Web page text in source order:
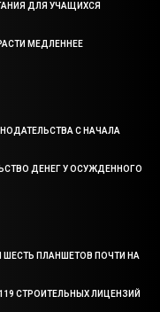
ДЛЯ УЧАЩИХСЯ
МЕДЛЕННЕЕ
С НАЧАЛА
ДЕНЕГ У ОСУЖДЕННОГО
ШЕСТЬ ПЛАНШЕТОВ ПОЧТИ НА
СТРОИТЕЛЬНЫХ ЛИЦЕНЗИЙ